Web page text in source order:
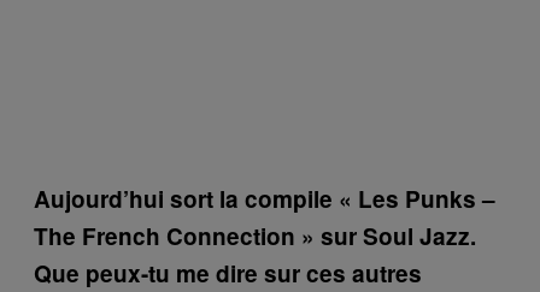
Aujourd’hui sort la compile « Les Punks –
The French Connection » sur Soul Jazz.
Que peux-tu me dire sur ces autres